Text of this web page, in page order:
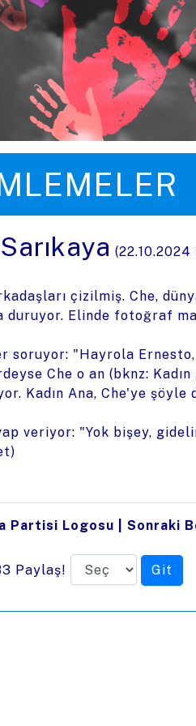
(22.10.2024
çizilmiş. Che,
duruyor. Elinde fotoğraf
soruyor: "Hayrola Ernesto,
Che o an (bknz: Kadın
Kadın Ana, Che'ye
veriyor: "Yok bişey,
)
Partisi Logosu Sonraki
Paylaş!